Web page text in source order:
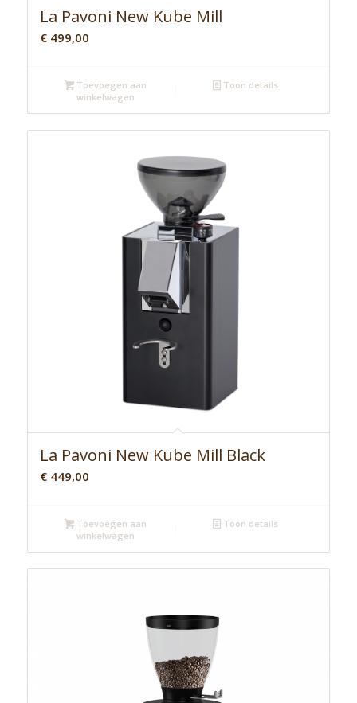
La Pavoni New Kube Mill
€499,00
Toevoegen aan
winkelwagen
Toon details
La Pavoni New Kube Mill Black
€449,00
Toevoegen aan
winkelwagen
Toon details